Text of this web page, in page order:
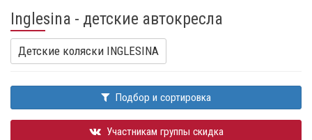
Inglesina - детские автокресла
Детские коляски INGLESINA
Подбор и сортировка
Участникам группы скидка